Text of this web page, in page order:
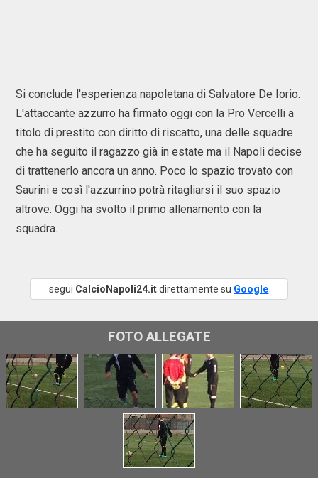
Si conclude l'esperienza napoletana di Salvatore De Iorio.
L'attaccante azzurro ha firmato oggi con la Pro Vercelli a
titolo di prestito con diritto di riscatto, una delle squadre
che ha seguito il ragazzo già in estate ma il Napoli decise
di trattenerlo ancora un anno. Poco lo spazio trovato con
Saurini e così l'azzurrino potrà ritagliarsi il suo spazio
altrove. Oggi ha svolto il primo allenamento con la
squadra.
segui CalcioNapoli24.itdirettamente su Google
FOTO ALLEGATE